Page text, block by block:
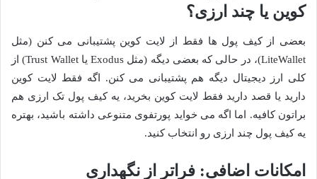
کوین یا چند ارزی؟
بعضی از کیف پول ها فقط از لایت کوین پشتیبانی می کنن (مثل
LiteWallet)، در حالی که بعضی دیگه (مثل Exodus یا Trust Wallet) از
کلی ارز دیجیتال دیگه هم پشتیبانی می کنن. اگه فقط لایت کوین
دارید یا قصد دارید فقط لایت کوین بخرید، یه کیف پول تک ارزی هم
براتون کافیه. اما اگه می خواید پورتفوی متنوعی داشته باشید، بهتره
یه کیف پول چند ارزی رو انتخاب کنید.
امکانات اضافی: فراتر از نگهداری